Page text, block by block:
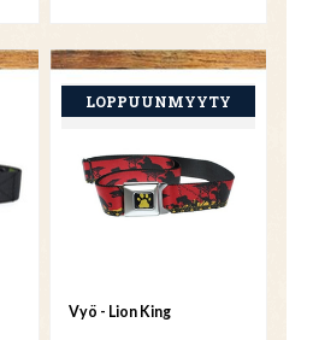
Vyö - Lion King